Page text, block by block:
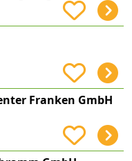
Franken GmbH